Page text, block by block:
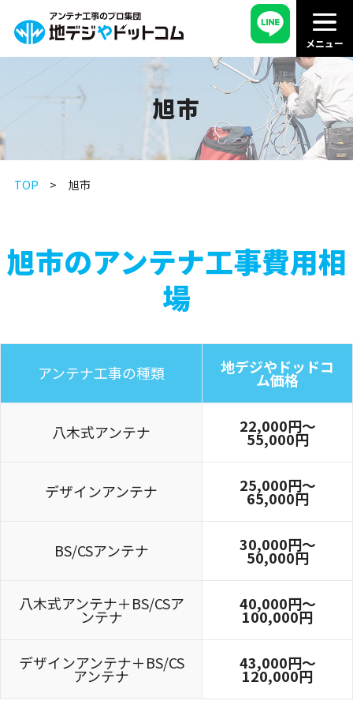
旭市
TOP 旭市
旭市のアンテナ工事費用相
場
アンテナ工事の種類 地デジやドッドコ
ム価格
八木式アンテナ 22,000円〜
55,000円
デザインアンテナ 25,000円〜
65,000円
BS/CSアンテナ 30,000円～
50,000円
八木式アンテナ＋BS/CSア
ンテナ
40,000円～
100,000円
デザインアンテナ＋BS/CS
アンテナ
43,000円～
120,000円